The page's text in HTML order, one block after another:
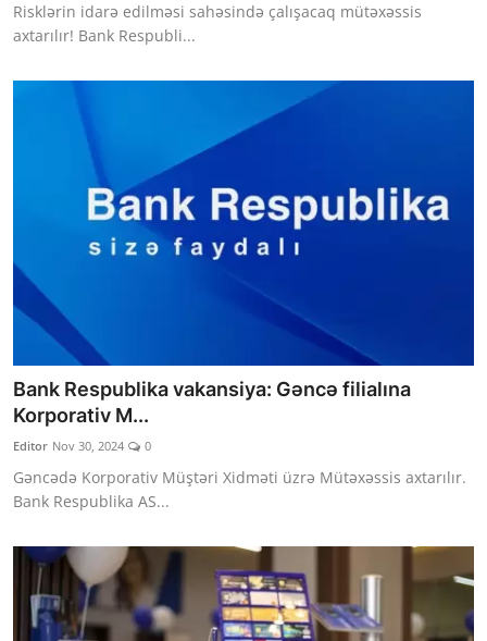
Risklərin idarə edilməsi sahəsində çalışacaq mütəxəssis
axtarılır! Bank Respubli...
Bank Respublika vakansiya: Gəncə filialına
Korporativ M...
Editor Nov 30, 2024 0
Gəncədə Korporativ Müştəri Xidməti üzrə Mütəxəssis axtarılır.
Bank Respublika AS...